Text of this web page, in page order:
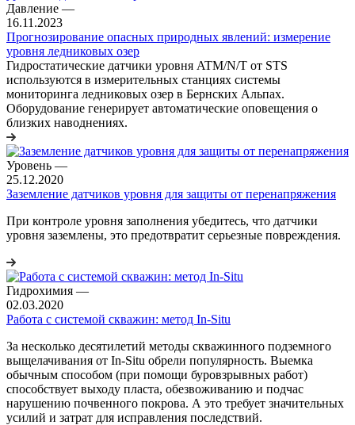
Давление —
16.11.2023
Прогнозирование опасных природных явлений: измерение
уровня ледниковых озер
Гидростатические датчики уровня ATM/N/T от STS
используются в измерительных станциях системы
мониторинга ледниковых озер в Бернских Альпах.
Оборудование генерирует автоматические оповещения о
близких наводнениях.
Уровень —
25.12.2020
Заземление датчиков уровня для защиты от перенапряжения
При контроле уровня заполнения убедитесь, что датчики
уровня заземлены, это предотвратит серьезные повреждения.
Гидрохимия —
02.03.2020
Работа с системой скважин: метод In-Situ
За несколько десятилетий методы скважинного подземного
выщелачивания от In-Situ обрели популярность. Выемка
обычным способом (при помощи буровзрывных работ)
способствует выходу пласта, обезвоживанию и подчас
нарушению почвенного покрова. А это требует значительных
усилий и затрат для исправления последствий.